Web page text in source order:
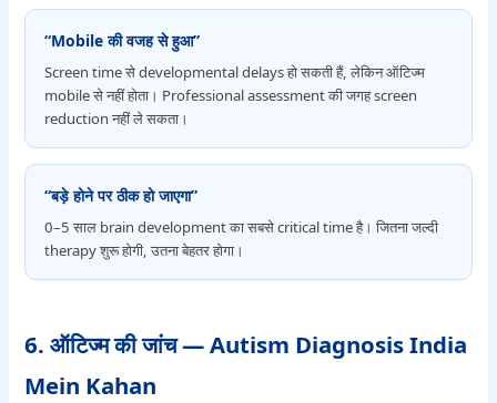
“Mobile की वजह से हुआ”
Screen time से developmental delays हो सकती हैं, लेकिन ऑटिज्म
mobile से नहीं होता। Professional assessment की जगह screen
reduction नहीं ले सकता।
“बड़े होने पर ठीक हो जाएगा”
0–5 साल brain development का सबसे critical time है। जितना जल्दी
therapy शुरू होगी, उतना बेहतर होगा।
6. ऑटिज्म की जांच — Autism Diagnosis India
Mein Kahan